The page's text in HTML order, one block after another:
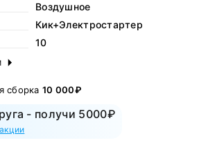
Воздушное
Кик+Электростартер
10
сборка 10 000₽
- получи 5000₽